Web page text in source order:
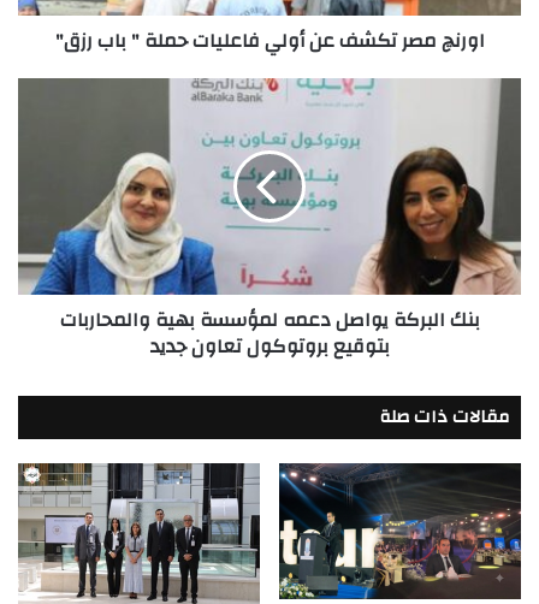
باب
اورنچ مصر تكشف عن أولي فاعليات حملة " باب رزق"
البركة
يواصل
دعمه
لمؤسسة
والمحاربات
بتوقيع
بروتوكول
بنك البركة يواصل دعمه لمؤسسة بهية والمحاربات
بتوقيع بروتوكول تعاون جديد
مقالات ذات صلة